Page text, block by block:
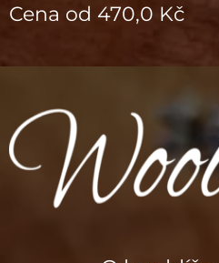
Cena od 470,0 Kč